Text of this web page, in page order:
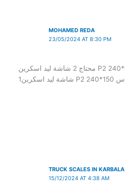
MOHAMED REDA
23/05/2024 AT 8:30 PM
TRUCK SCALES IN KARBALA
15/12/2024 AT 4:38 AM